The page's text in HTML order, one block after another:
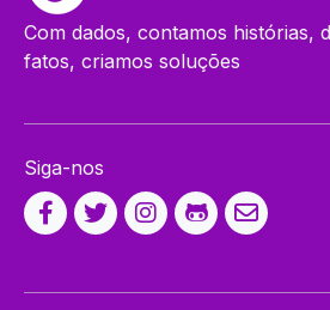
Com dados, contamos histórias,
fatos, criamos soluções
Siga-nos